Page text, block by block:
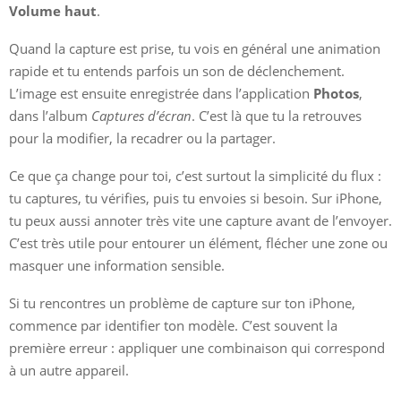
Volume haut.
Quand la capture est prise, tu vois en général une animation
rapide et tu entends parfois un son de déclenchement.
L’image est ensuite enregistrée dans l’application Photos,
dans l’album Captures d’écran. C’est là que tu la retrouves
pour la modifier, la recadrer ou la partager.
Ce que ça change pour toi, c’est surtout la simplicité du flux :
tu captures, tu vérifies, puis tu envoies si besoin. Sur iPhone,
tu peux aussi annoter très vite une capture avant de l’envoyer.
C’est très utile pour entourer un élément, flécher une zone ou
masquer une information sensible.
Si tu rencontres un problème de capture sur ton iPhone,
commence par identifier ton modèle. C’est souvent la
première erreur : appliquer une combinaison qui correspond
à un autre appareil.